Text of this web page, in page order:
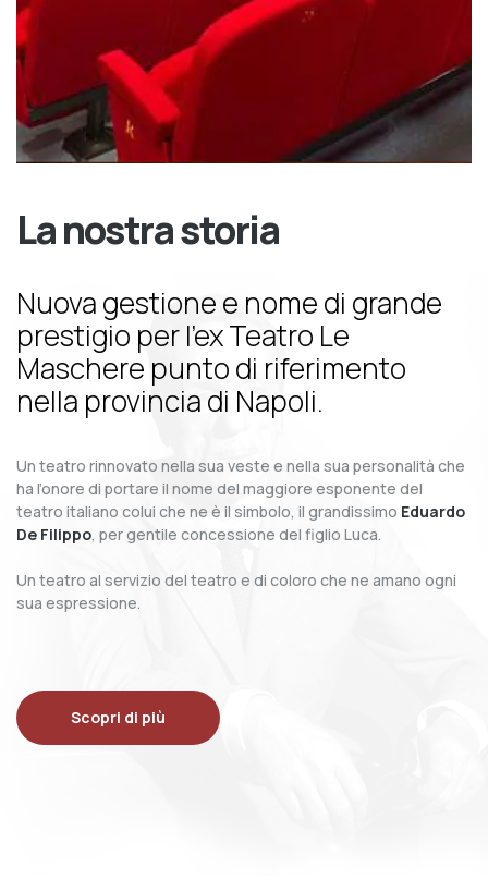
La nostra storia
Nuova gestione e nome di grande
prestigio per l’ex Teatro Le
Maschere punto di riferimento
nella provincia di Napoli.
Un teatro rinnovato nella sua veste e nella sua personalità che
ha l’onore di portare il nome del maggiore esponente del
teatro italiano colui che ne è il simbolo, il grandissimo Eduardo
De Filippo, per gentile concessione del figlio Luca.
Un teatro al servizio del teatro e di coloro che ne amano ogni
sua espressione.
Scopri di più